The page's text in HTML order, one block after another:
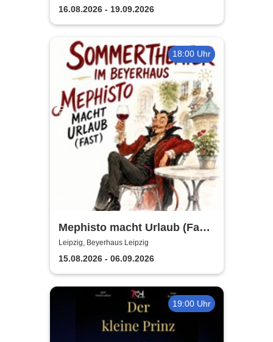
Abend
16.08.2026 - 19.09.2026
18:00 Uhr
Mephisto macht Urlaub (Fast)
- Sommertheater im
Beyerhaus Leipzig
Leipzig, Beyerhaus Leipzig
15.08.2026 - 06.09.2026
19:00 Uhr